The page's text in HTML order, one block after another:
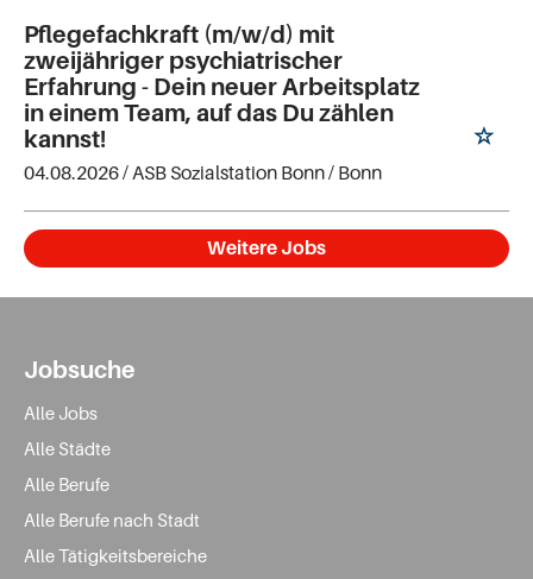
Pflegefachkraft (m/w/d) mit
zweijähriger psychiatrischer
Erfahrung - Dein neuer Arbeitsplatz
in einem Team, auf das Du zählen
kannst!
04.08.2026 /ASB Sozialstation Bonn/ Bonn
Weitere Jobs
Jobsuche
Alle Jobs
Alle Städte
Alle Berufe
Alle Berufe nach Stadt
Alle Tätigkeitsbereiche